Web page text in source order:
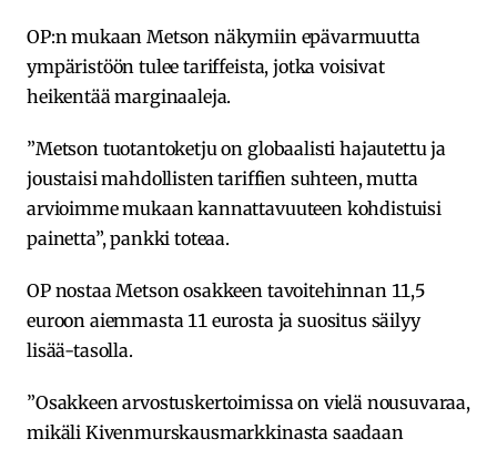
OP:n mukaan Metson näkymiin epävarmuutta
ympäristöön tulee tariffeista, jotka voisivat
heikentää marginaaleja.
”Metson tuotantoketju on globaalisti hajautettu ja
joustaisi mahdollisten tariffien suhteen, mutta
arvioimme mukaan kannattavuuteen kohdistuisi
painetta”, pankki toteaa.
OP nostaa Metson osakkeen tavoitehinnan 11,5
euroon aiemmasta 11 eurosta ja suositus säilyy
lisää-tasolla.
”Osakkeen arvostuskertoimissa on vielä nousuvaraa,
mikäli Kivenmurskausmarkkinasta saadaan